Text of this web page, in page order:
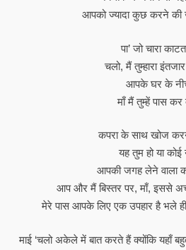
आपको ज्यादा कुछ करने की
पा’ जो चारा
चलो, मैं तुम्हारा
आपके घर के
माँ मैं तुम्हें पास कर
कपरा के साथ खोज
यह तुम हो या कोई
आपकी जगह लेने वाला
आप और मैं बिस्तर पर, माँ, इससे
मेरे पास आपके लिए एक उपहार है भले
माई ‘चलो अकेले में बात करते हैं क्योंकि यहाँ